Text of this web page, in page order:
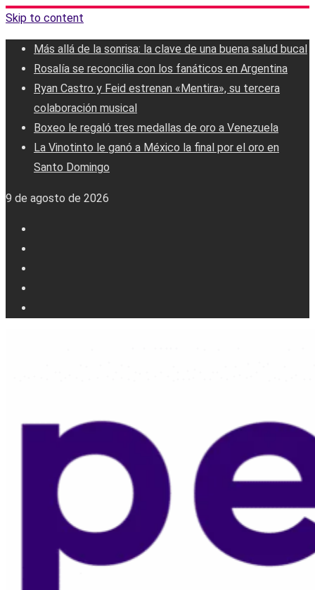
Skip to content
Más allá de la sonrisa: la clave de una buena salud bucal
Rosalía se reconcilia con los fanáticos en Argentina
Ryan Castro y Feid estrenan «Mentira», su tercera
colaboración musical
Boxeo le regaló tres medallas de oro a Venezuela
La Vinotinto le ganó a México la final por el oro en
Santo Domingo
9 de agosto de 2026